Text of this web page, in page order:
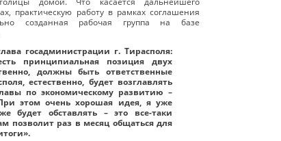
практическую работу в рамках соглашения
созданная рабочая группа на базе
госадминистрации г. Тирасполя:
принципиальная позиция двух
должны быть ответственные
естественно, будет возглавлять
по экономическому развитию –
этом очень хорошая идея, я уже
обставлять – это все-таки
позволит раз в месяц общаться для